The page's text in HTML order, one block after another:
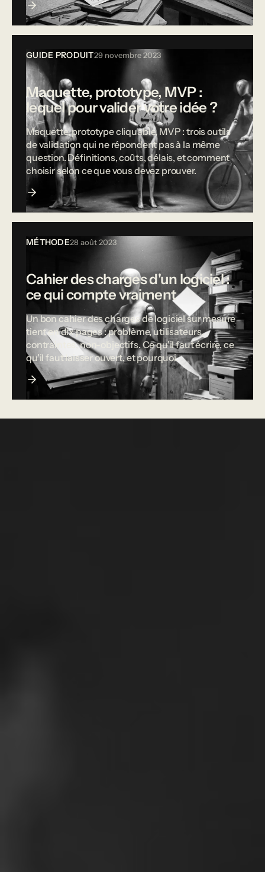
GUIDE PRODUIT29 novembre 2023
Maquette, prototype, MVP :
lequel pour valider votre idée ?
Maquette, prototype cliquable, MVP : trois outils
de validation qui ne répondent pas à la même
question. Définitions, coûts, délais, et comment
choisir selon ce que vous devez prouver.
MÉTHODE28 août 2023
Cahier des charges d'un logiciel :
ce qui compte vraiment
Un bon cahier des charges de logiciel sur mesure
tient en dix pages : problème, utilisateurs,
contraintes, non-objectifs. Ce qu'il faut écrire, ce
qu'il faut laisser ouvert, et pourquoi.